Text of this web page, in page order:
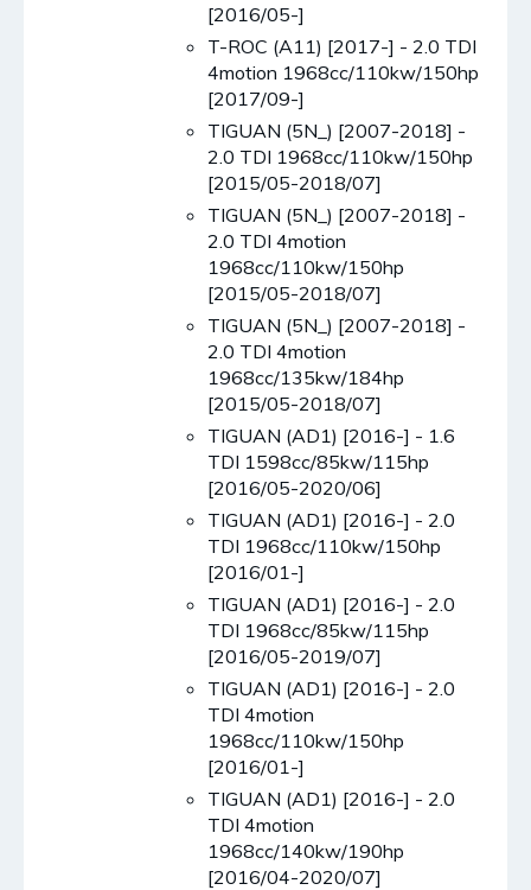
[2016/05-]
T-ROC (A11) [2017-] - 2.0 TDI
4motion 1968cc/110kw/150hp
[2017/09-]
TIGUAN (5N_) [2007-2018] -
2.0 TDI 1968cc/110kw/150hp
[2015/05-2018/07]
TIGUAN (5N_) [2007-2018] -
2.0 TDI 4motion
1968cc/110kw/150hp
[2015/05-2018/07]
TIGUAN (5N_) [2007-2018] -
2.0 TDI 4motion
1968cc/135kw/184hp
[2015/05-2018/07]
TIGUAN (AD1) [2016-] - 1.6
TDI 1598cc/85kw/115hp
[2016/05-2020/06]
TIGUAN (AD1) [2016-] - 2.0
TDI 1968cc/110kw/150hp
[2016/01-]
TIGUAN (AD1) [2016-] - 2.0
TDI 1968cc/85kw/115hp
[2016/05-2019/07]
TIGUAN (AD1) [2016-] - 2.0
TDI 4motion
1968cc/110kw/150hp
[2016/01-]
TIGUAN (AD1) [2016-] - 2.0
TDI 4motion
1968cc/140kw/190hp
[2016/04-2020/07]